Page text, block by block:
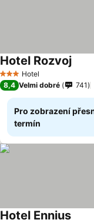
3 Počet hvězdiček
Hotel
Hotel Rozvoj
8,4 Velmi dobré 741
Pro zobrazení
termín
Hotel Ennius